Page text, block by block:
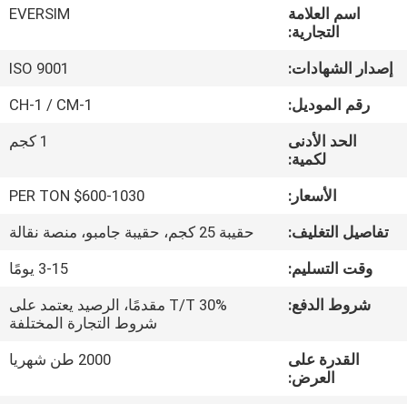
حولنا
جولة
المصنع
مراقبة
الجودة
اتصل
أخبار
اسم العلامة
التجارية:
EVERSIM
إصدار الشهادات:
ISO 9001
رقم الموديل:
CH-1 / CM-1
الحد الأدنى
لكمية:
1 كجم
الأسعار:
$600-1030 PER TON
تفاصيل التغليف:
حقيبة 25 كجم، حقيبة جامبو، منصة نقالة
وقت التسليم:
3-15 يومًا
شروط الدفع:
30% T/T مقدمًا، الرصيد يعتمد على
شروط التجارة المختلفة
القدرة على
العرض:
2000 طن شهريا